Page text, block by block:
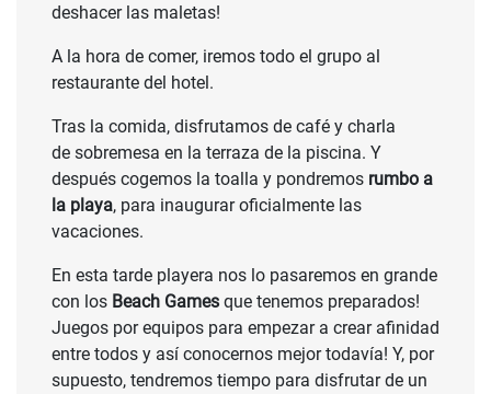
deshacer las maletas!
A la hora de comer, iremos todo el grupo al
restaurante del hotel.
Tras la comida, disfrutamos de café y charla
de sobremesa en la terraza de la piscina. Y
después cogemos la toalla y pondremos rumbo a
la playa, para inaugurar oficialmente las
vacaciones.
En esta tarde playera nos lo pasaremos en grande
con los Beach Games que tenemos preparados!
Juegos por equipos para empezar a crear afinidad
entre todos y así conocernos mejor todavía! Y, por
supuesto, tendremos tiempo para disfrutar de un